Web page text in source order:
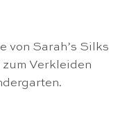
von Sarah’s Silks
zum Verkleiden